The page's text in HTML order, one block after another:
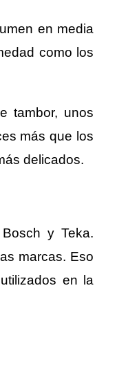
en media
como los
tambor, unos
más que los
delicados.
y Teka.
marcas. Eso
en la